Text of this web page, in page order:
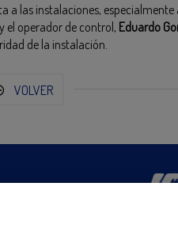
a las instalaciones,
el operador de control, Eduardo
de la instalación.
VOLVER